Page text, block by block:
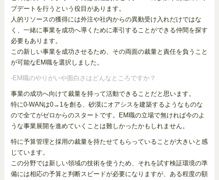
プデートを行うという役目があります。
人的リソースの獲得には外注や社内からの異動受け入れだけではな
く、一緒に事業を成功へ導くために牽引することができる仲間を探す
必要もあります。
この新しい事業を成功させるため、その両面の裁量と責任を負うこと
が可能なEM職を選択しました。
-EM職のやりがいや面白さはどんなところですか？
事業の成功へ向けて裁量を持って活動できることだと思います。
特に0-WANは0→1を創る、砂漠にオアシスを建築するようなものな
ので全てがゼロからのスタートです。EM職の立場で無ければ今のよ
うな事業展開を進めていくことは難しかったかもしれません。
特に予算管理と採用の裁量を持たせてもらっていることが大きいと感
じています。
この分野では新しい領域の技術を使うため、それを試す検証環境の準
備には相応の予算と判断スピードが必要になりますが、ある程度の額